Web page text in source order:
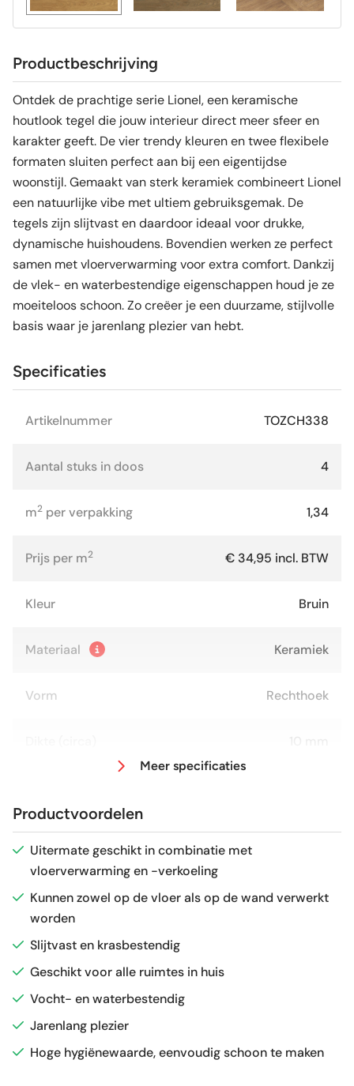
Productbeschrijving
Ontdek de prachtige serie Lionel, een keramische
houtlook tegel die jouw interieur direct meer sfeer en
karakter geeft. De vier trendy kleuren en twee flexibele
formaten sluiten perfect aan bij een eigentijdse
woonstijl. Gemaakt van sterk keramiek combineert Lionel
een natuurlijke vibe met ultiem gebruiksgemak. De
tegels zijn slijtvast en daardoor ideaal voor drukke,
dynamische huishoudens. Bovendien werken ze perfect
samen met vloerverwarming voor extra comfort. Dankzij
de vlek- en waterbestendige eigenschappen houd je ze
moeiteloos schoon. Zo creëer je een duurzame, stijlvolle
basis waar je jarenlang plezier van hebt.
Specificaties
Artikelnummer TOZCH338
Aantal stuks in doos 4
m2 per verpakking 1,34
Prijs per m2 € 34,95 incl. BTW
Kleur Bruin
Materiaal Keramiek
Vorm Rechthoek
Antislipwaarde R9
Glans / Mat
Gerectificeerd
Vorstbestendig
Sortering
Craquelé Nee
Meer specificaties
Productvoordelen
Uitermate geschikt in combinatie met
vloerverwarming en -verkoeling
Kunnen zowel op de vloer als op de wand verwerkt
worden
Slijtvast en krasbestendig
Geschikt voor alle ruimtes in huis
Vocht- en waterbestendig
Jarenlang plezier
Hoge hygiënewaarde, eenvoudig schoon te maken